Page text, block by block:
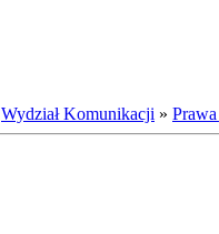
Wydział Komunikacji »